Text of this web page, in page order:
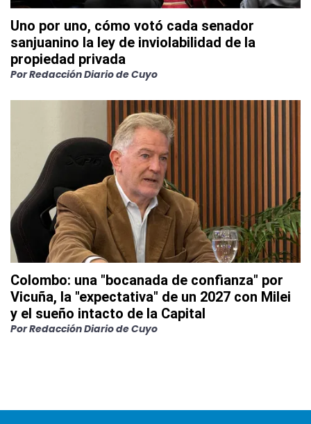
Uno por uno, cómo votó cada senador
sanjuanino la ley de inviolabilidad de la
propiedad privada
PorRedacción Diario de Cuyo
Colombo: una "bocanada de confianza" por
Vicuña, la "expectativa" de un 2027 con Milei
y el sueño intacto de la Capital
PorRedacción Diario de Cuyo